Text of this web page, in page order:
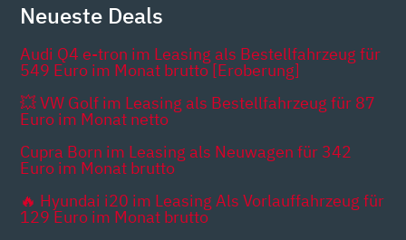
Neueste Deals
Audi Q4 e-tron im Leasing als Bestellfahrzeug für
549 Euro im Monat brutto [Eroberung]
💥 VW Golf im Leasing als Bestellfahrzeug für 87
Euro im Monat netto
Cupra Born im Leasing als Neuwagen für 342
Euro im Monat brutto
🔥 Hyundai i20 im Leasing Als Vorlauffahrzeug für
129 Euro im Monat brutto